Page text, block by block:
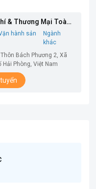
& Thương Mại Toàn
hành sản
Ngành
khác
Bách Phương 2, Xã
Hải Phòng, Việt Nam